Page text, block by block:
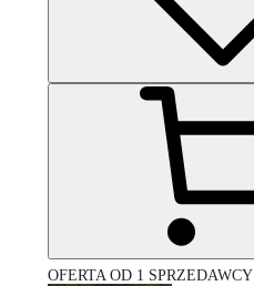
OFERTA OD 1 SPRZEDAWCY